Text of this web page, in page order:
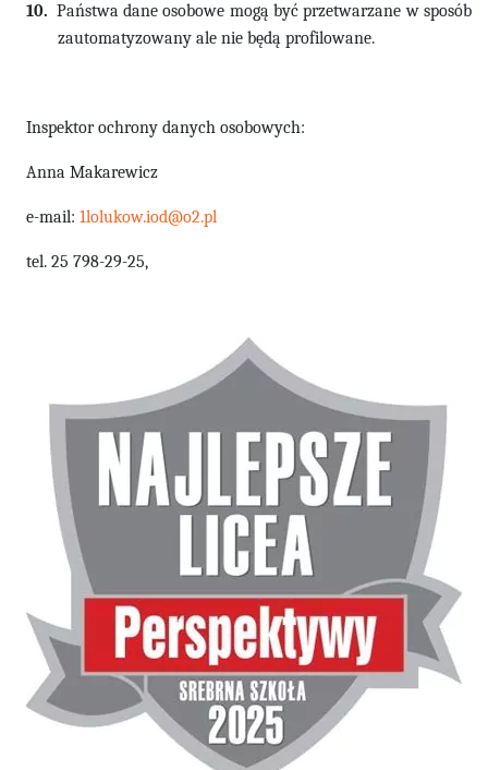
10. Państwa dane osobowe mogą być przetwarzane w sposób
zautomatyzowany ale nie będą profilowane.
Inspektor ochrony danych osobowych:
Anna Makarewicz
e-mail:1lolukow.iod@o2.pl
tel. 25 798-29-25,